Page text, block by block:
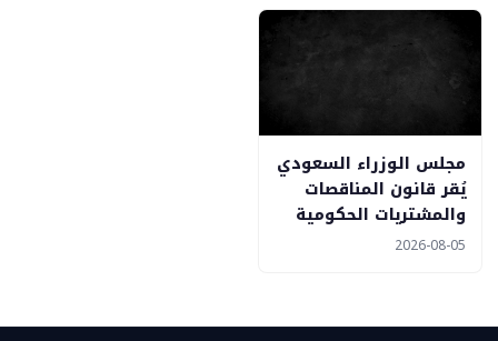
مجلس الوزراء السعودي
يُقر قانون المناقصات
والمشتريات الحكومية
2026-08-05